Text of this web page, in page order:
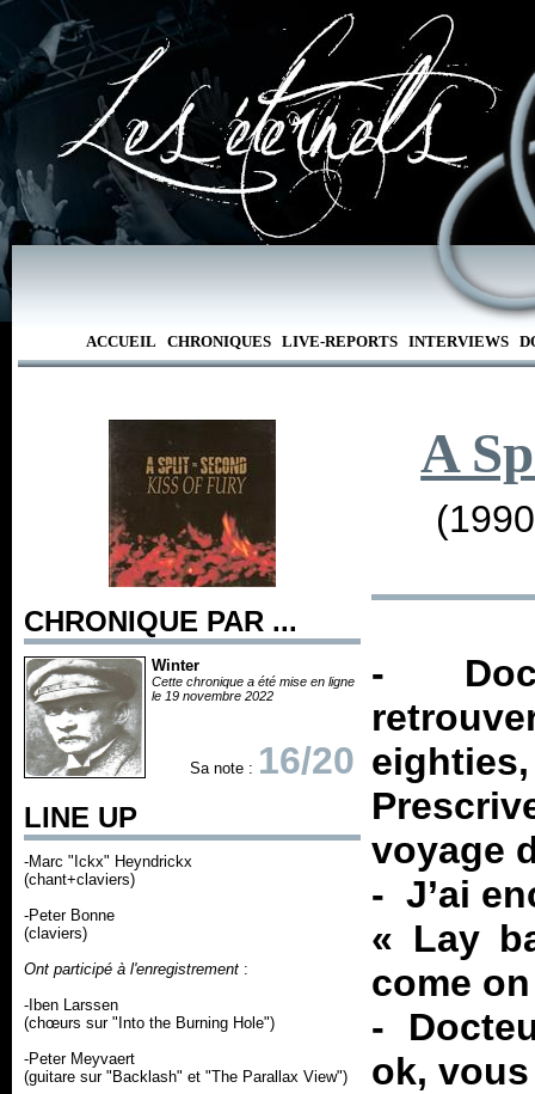
ACCUEIL CHRONIQUES LIVE-REPORTS INTERVIEWS
CHRONIQUE PAR ...
Winter
Cette chronique a été mise en ligne
le 19 novembre 2022
Sa note : 16/20
LINE UP
-Marc "Ickx" Heyndrickx
(chant+claviers)
-Peter Bonne
(claviers)
Ont participé à l'enregistrement :
-Iben Larssen
(chœurs sur "Into the Burning Hole")
-Peter Meyvaert
(guitare sur "Backlash" et "The Parallax View")
A
-
voyage
- J’ai
« Lay
come
-
ok,